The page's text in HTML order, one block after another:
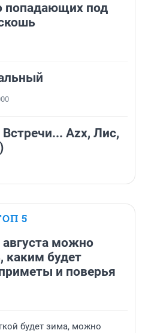
попадающих под
Azx, Лис,
5
августа можно
каким будет
и поверья
будет зима, можно